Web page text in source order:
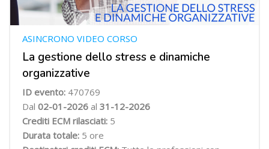
La gestione dello stress e dinamiche
organizzative
ASINCRONO VIDEO CORSO
ID evento: 470769
Dal 02-01-2026 al 31-12-2026
Crediti ECM rilasciati: 5
Durata totale: 5 ore